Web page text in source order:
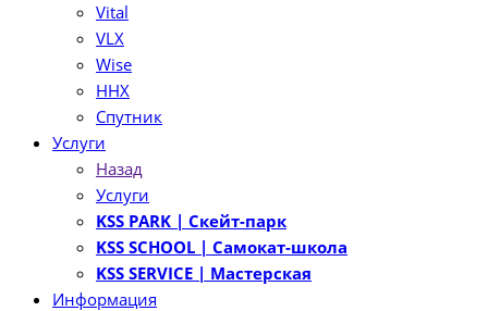
Vital
VLX
Wise
ННХ
Спутник
Услуги
Назад
Услуги
KSS PARK | Скейт-парк
KSS SCHOOL | Самокат-школа
KSS SERVICE | Мастерская
Информация